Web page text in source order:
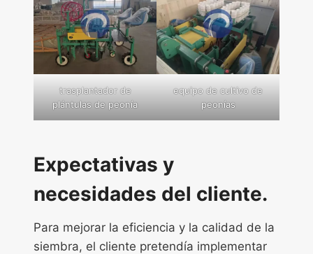
trasplantador de
plántulas de peonía
equipo de cultivo de
peonías
Expectativas y
necesidades del cliente.
Para mejorar la eficiencia y la calidad de la
siembra, el cliente pretendía implementar